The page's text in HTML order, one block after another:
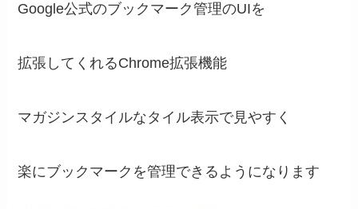
Google公式のブックマーク管理のUIを
拡張してくれるChrome拡張機能
マガジンスタイルなタイル表示で見やすく
楽にブックマークを管理できるようになります